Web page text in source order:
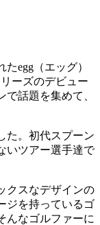
egg（エッグ）
ーズのデビュー
話題を集めて、
た。初代スプーン
いツアー選手達で
クスなデザインの
ジを持っているゴ
んなゴルファーに